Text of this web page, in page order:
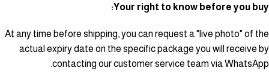
Your right to know before you buy:
At any time before shipping, you can request a "live photo" of the
actual expiry date on the specific package you will receive by
contacting our customer service team via WhatsApp.